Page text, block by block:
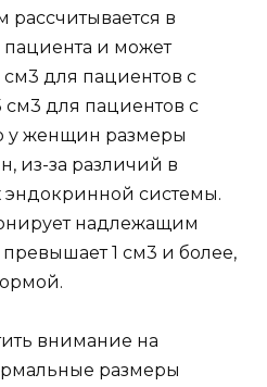
в
пациента и может
см3 для пациентов с
см3 для пациентов с
у женщин размеры
из-за различий в
эндокринной системы.
надлежащим
1 см3 и более,
внимание на
размеры